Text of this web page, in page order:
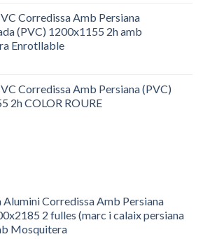
Corredissa Amb Persiana
(PVC) 1200x1155 2h amb
Enrotllable
Corredissa Amb Persiana (PVC)
2h COLOR ROURE
Alumini Corredissa Amb Persiana
2 fulles (marc i calaix persiana
Mosquitera